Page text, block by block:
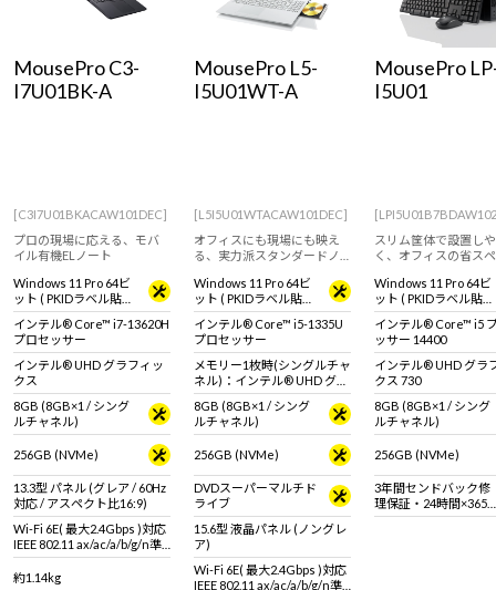
MousePro C3-
I7U01BK-A
[C3I7U01BKACAW101DEC]
プロの現場に応える、モバ
イル有機ELノート
Windows 11 Pro 64ビ
ット ( PKIDラベル貼付
対応 )
インテル® Core™ i7-13620H
プロセッサー
インテル® UHD グラフィッ
クス
8GB (8GB×1 / シング
ルチャネル)
256GB (NVMe)
13.3型 パネル (グレア / 60Hz
対応 / アスペクト比16:9)
Wi-Fi 6E( 最大2.4Gbps )対応
IEEE 802.11 ax/ac/a/b/g/n準
拠 ＋ Bluetooth 5内蔵
約1.14kg
MousePro L5-
I5U01WT-A
[L5I5U01WTACAW101DEC]
オフィスにも現場にも映え
る、実力派スタンダードノ
Windows 11 Pro 64ビ
ット ( PKIDラベル貼付
対応 )
インテル® Core™ i5-1335U
プロセッサー
メモリー1枚時(シングルチャ
ネル)：インテル® UHD グラ
フィックス メモリー2枚時
(デュアルチャネル)：インテ
ル® Iris® Xe グラフィック
8GB (8GB×1 / シング
ルチャネル)
256GB (NVMe)
DVDスーパーマルチド
ライブ
15.6型 液晶パネル (ノングレ
ア)
Wi-Fi 6E( 最大2.4Gbps )対応
IEEE 802.11 ax/ac/a/b/g/n準
MousePro
I5U01
スリム筐体で設置し
く、オフィスの省ス
Windows 11 Pro 64ビ
ット ( PKIDラベル貼付
対応 )
インテル® Core™ i5
ッサー 14400
インテル® UHD グラ
クス 730
8GB (8GB×1 / シング
ルチャネル)
256GB (NVMe)
3年間センドバック修
理保証・24時間×365
日電話サポート